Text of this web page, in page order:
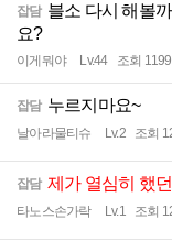
잡담 블소 다시 해볼
요?
이게뭐야 Lv.44 조회
잡담 누르지마요~
날아라물티슈 Lv.2 조회
잡담 제가 열심히 했
타노스손가락 Lv.1 조회